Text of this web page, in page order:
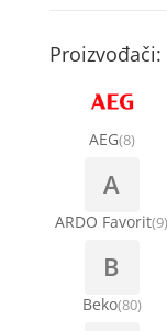
Ručice za
Šarke za veš
Stakla i
Točkići za
Kompresori
Kondenz creva
Nosači za klimu
Ostali
Proizvođači:
AEG(8)
A
ARDO Favorit(9)
B
Beko(80)